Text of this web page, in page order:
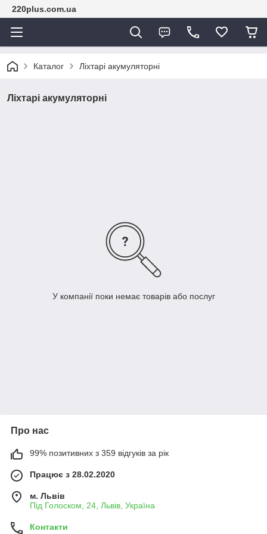
220plus.com.ua
Каталог Ліхтарі акумуляторні
Ліхтарі акумуляторні
У компанії поки немає товарів або послуг
Про нас
99% позитивних з 359 відгуків за рік
Працює з 28.02.2020
м. Львів
Під Голоском, 24, Львів, Україна
Контакти